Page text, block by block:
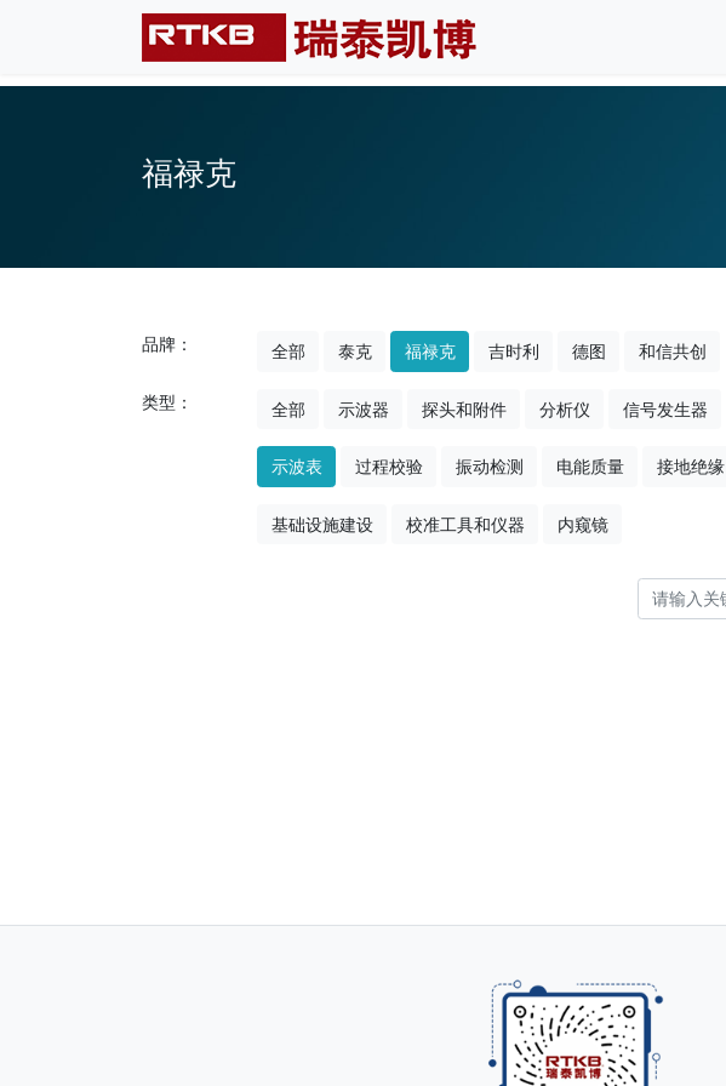
福禄克
品牌： 全部 泰克 福禄克 吉时利 德图 和信共创
类型： 全部 示波器 探头和附件 分析仪 信号发生器
示波表 过程校验 振动检测 电能质量 接地绝缘
基础设施建设 校准工具和仪器 内窥镜